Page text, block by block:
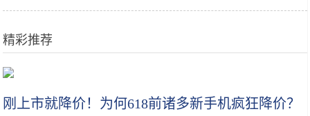
精彩推荐
刚上市就降价！为何618前诸多新手机疯狂降价？